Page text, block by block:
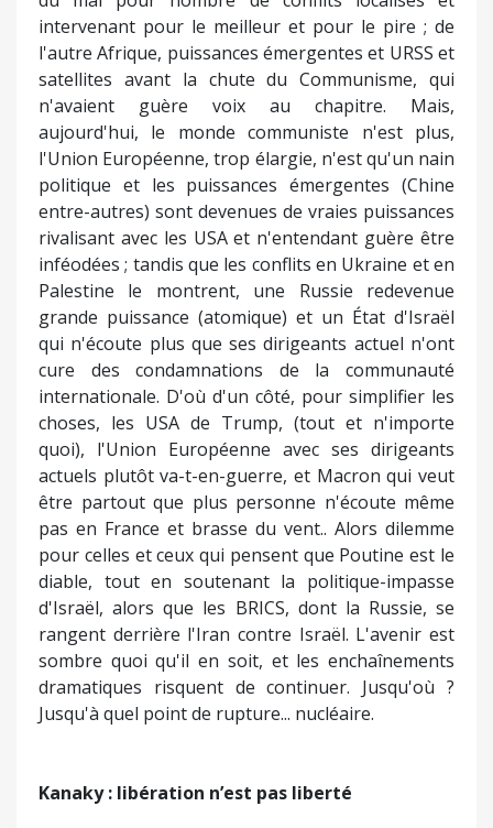
cure des condamnations de la communauté
internationale. D'où d'un côté, pour simplifier les
choses, les USA de Trump, (tout et n'importe
quoi), l'Union Européenne avec ses dirigeants
actuels plutôt va-t-en-guerre, et Macron qui veut
être partout que plus personne n'écoute même
pas en France et brasse du vent.. Alors dilemme
pour celles et ceux qui pensent que Poutine est le
diable, tout en soutenant la politique-impasse
d'Israël, alors que les BRICS, dont la Russie, se
rangent derrière l'Iran contre Israël. L'avenir est
sombre quoi qu'il en soit, et les enchaînements
dramatiques risquent de continuer. Jusqu'où ?
Jusqu'à quel point de rupture... nucléaire.
Kanaky : libération n’est pas liberté
Le leader indépendantiste kanak Christian Tein a
pu quitter la prison de Mulhouse-Lutterbach où il
était en détention depuis près d’un an dans le
cadre de l’enquête sur les émeutes ayant eu lieu
en Nouvelle-Calédonie au printemps 2024. Sa
libération a été prononcée par la cour d’appel de
Paris. Libération ne signifie cependant pas liberté.
Ayant été placé sous contrôle judiciaire, Christian
Tein a interdiction de se rendre en Nouvelle-
Loyalistes et ils l’ont fait savoir.« Il demeure mis en